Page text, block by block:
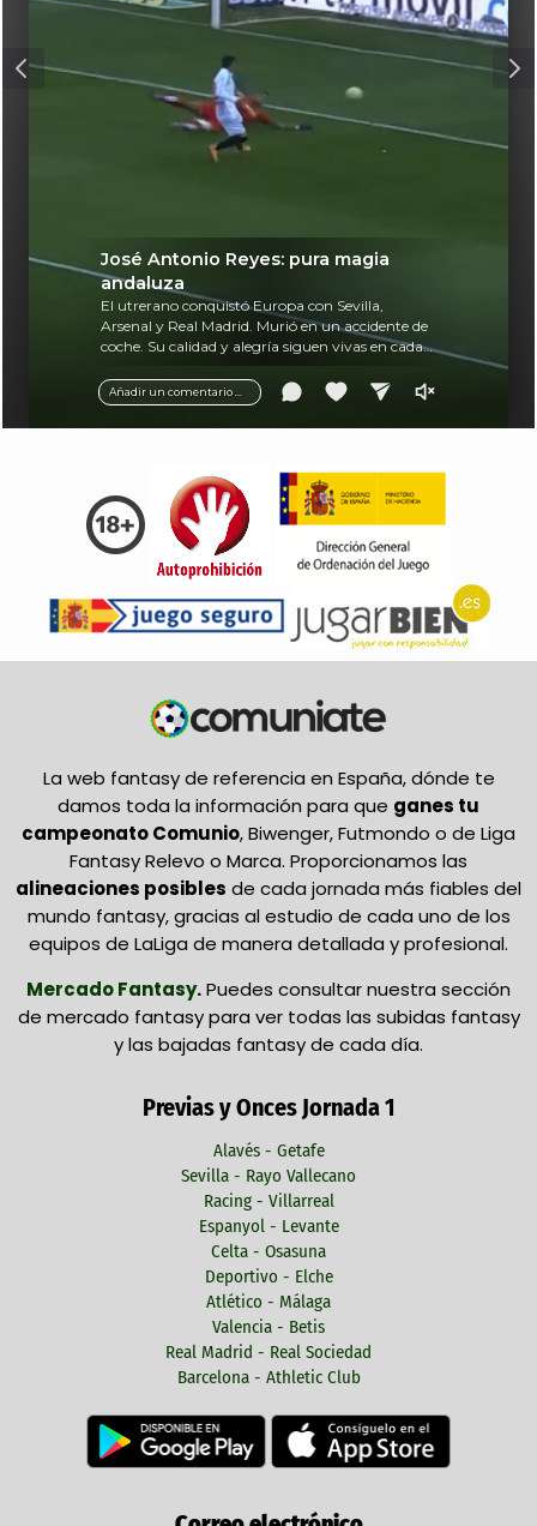
Añadir un comentario ...
José Antonio Reyes: pura magia
andaluza
El utrerano conquistó Europa con Sevilla,
Arsenal y Real Madrid. Murió en un accidente de
coche. Su calidad y alegría siguen vivas en cada
La web fantasy de referencia en España, dónde te
damos toda la información para que ganes tu
campeonato Comunio, Biwenger, Futmondo o de Liga
Fantasy Relevo o Marca. Proporcionamos las
alineaciones posibles de cada jornada más fiables del
mundo fantasy, gracias al estudio de cada uno de los
equipos de LaLiga de manera detallada y profesional.
Mercado Fantasy.Puedes consultar nuestra sección
de mercado fantasy para ver todas las subidas fantasy
y las bajadas fantasy de cada día.
Previas y Onces Jornada 1
Alavés - Getafe
Sevilla - Rayo Vallecano
Racing - Villarreal
Espanyol - Levante
Celta - Osasuna
Deportivo - Elche
Atlético - Málaga
Valencia - Betis
Real Madrid - Real Sociedad
Barcelona - Athletic Club